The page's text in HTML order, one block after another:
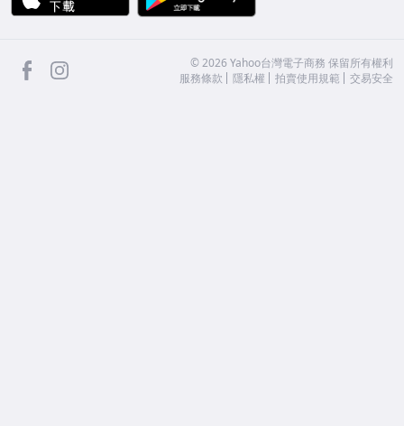
facebook ©2026 Yahoo台灣電子商務 保留所有權利
服務條款
隱私權 拍賣使用規範 交易安全